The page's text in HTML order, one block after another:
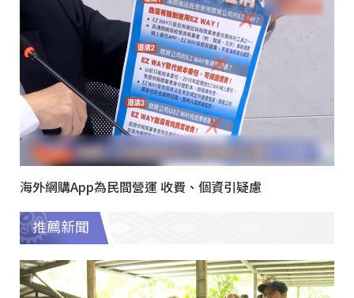
海外網購App為民間營運 收費、個資引疑慮
推薦新聞